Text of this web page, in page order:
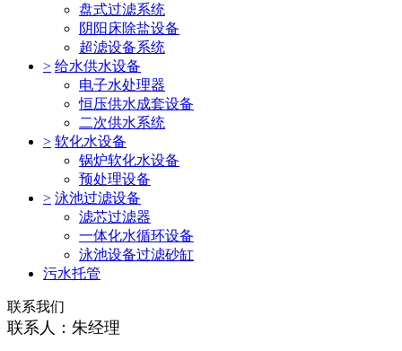
盘式过滤系统
阴阳床除盐设备
超滤设备系统
> 给水供水设备
电子水处理器
恒压供水成套设备
二次供水系统
> 软化水设备
锅炉软化水设备
预处理设备
> 泳池过滤设备
滤芯过滤器
一体化水循环设备
泳池设备过滤砂缸
污水托管
联系我们
联系人：朱经理